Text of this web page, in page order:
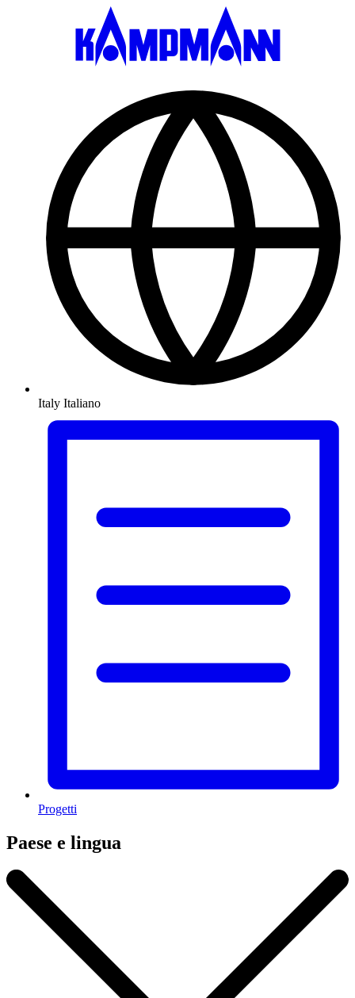
Italy Italiano
Progetti
Paese e lingua